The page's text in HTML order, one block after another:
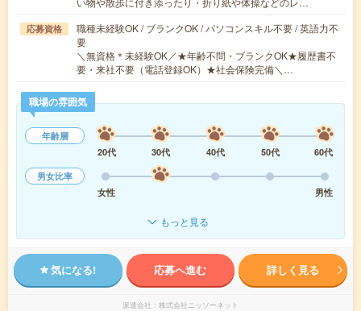
応募資格
職種未経験OK / ブランクOK / パソコンスキル不要 / 英語力不
要
＼無資格＊未経験OK／★年齢不問・ブランクOK★履歴書不
要・来社不要（電話登録OK）★社会保険完備＼…
職場の雰囲気
年齢層
20代
30代 40代 50代
60代
男女比率
女性
男性
もっと見る
気になる! 応募へ進む 詳しく見る
派遣会社 株式会社ニッソーネット